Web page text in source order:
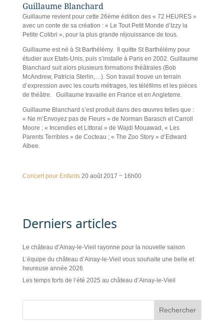
Guillaume Blanchard
Guillaume revient pour cette 26ème édition des « 72 HEURES »
avec un conte de sa création : « Le Tout Petit Monde d’Izzy la
Petite Colibri », pour la plus grande réjouissance de tous.
Guillaume est né à St Barthélémy. Il quitte St Barthélémy pour
étudier aux Etats-Unis, puis s’installe à Paris en 2002. Guillaume
Blanchard suit alors plusieurs formations théâtrales (Bob
McAndrew, Patricia Sterlin,…). Son travail trouve un terrain
d’expression avec les courts métrages, les téléfilms et les pièces
de théâtre. Guillaume travaille en France et en Angleterre.
Guillaume Blanchard s’est produit dans des œuvres telles que :
« Ne m’Envoyez pas de Fleurs » de Norman Barasch et Carroll
Moore ; « Incendies et Littoral » de Wajdi Mouawad, « Les
Parents Terribles » de Cocteau ; « The Zoo Story » d’Edward
Albee.
Concert pour Enfants 20 août 2017 ~ 16h00
Derniers articles
Le château d’Ainay-le-Vieil rayonne pour la nouvelle saison
L’équipe du château d’Ainay-le-Vieil vous souhaite une belle et
heureuse année 2026
Les temps forts de l’été 2025 au château d’Ainay-le-Vieil